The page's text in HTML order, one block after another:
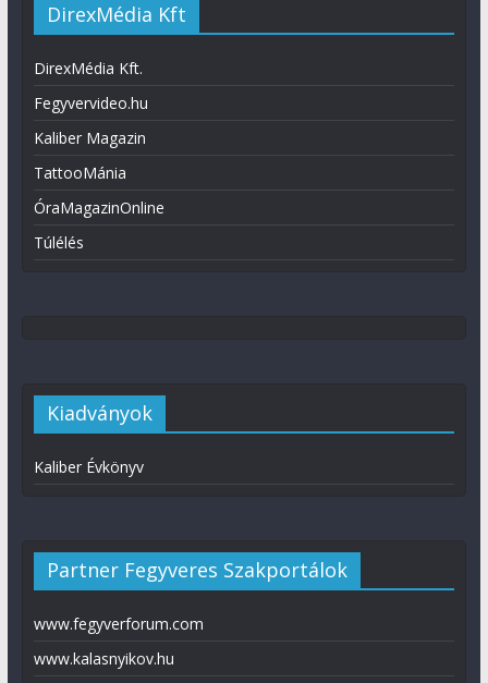
DirexMédia Kft
DirexMédia Kft.
Fegyvervideo.hu
Kaliber Magazin
TattooMánia
ÓraMagazinOnline
Túlélés
Kiadványok
Kaliber Évkönyv
Partner Fegyveres Szakportálok
www.fegyverforum.com
www.kalasnyikov.hu